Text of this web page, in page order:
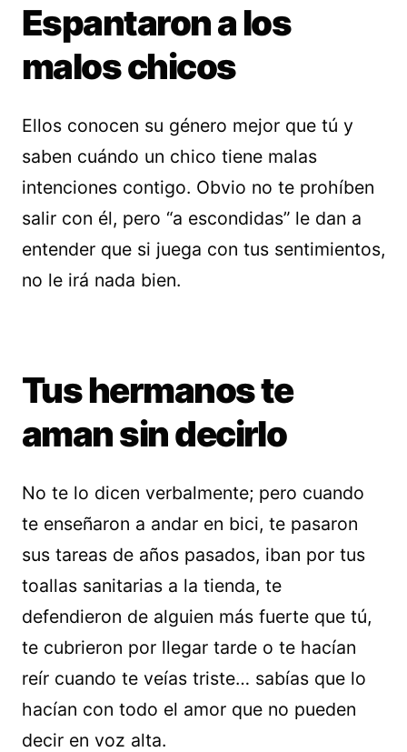
Espantaron a los
malos chicos
Ellos conocen su género mejor que tú y
saben cuándo un chico tiene malas
intenciones contigo. Obvio no te prohíben
salir con él, pero “a escondidas” le dan a
entender que si juega con tus sentimientos,
no le irá nada bien.
Tus hermanos te
aman sin decirlo
No te lo dicen verbalmente; pero cuando
te enseñaron a andar en bici, te pasaron
sus tareas de años pasados, iban por tus
toallas sanitarias a la tienda, te
defendieron de alguien más fuerte que tú,
te cubrieron por llegar tarde o te hacían
reír cuando te veías triste… sabías que lo
hacían con todo el amor que no pueden
decir en voz alta.